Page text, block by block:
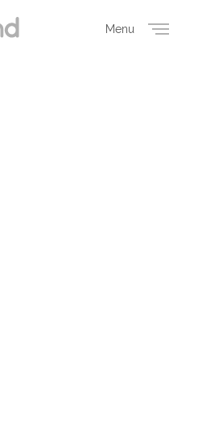
Menu